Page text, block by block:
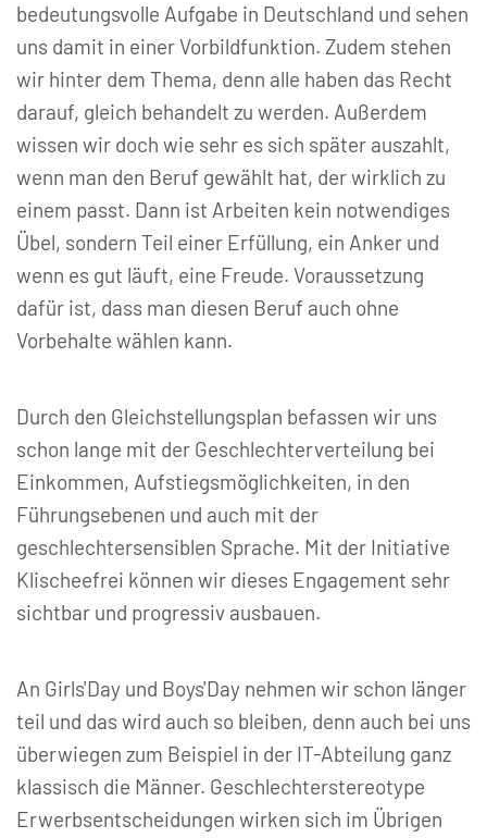
bedeutungsvolle Aufgabe in Deutschland und sehen
uns damit in einer Vorbildfunktion. Zudem stehen
wir hinter dem Thema, denn alle haben das Recht
darauf, gleich behandelt zu werden. Außerdem
wissen wir doch wie sehr es sich später auszahlt,
wenn man den Beruf gewählt hat, der wirklich zu
einem passt. Dann ist Arbeiten kein notwendiges
Übel, sondern Teil einer Erfüllung, ein Anker und
wenn es gut läuft, eine Freude. Voraussetzung
dafür ist, dass man diesen Beruf auch ohne
Vorbehalte wählen kann.
Durch den Gleichstellungsplan befassen wir uns
schon lange mit der Geschlechterverteilung bei
Einkommen, Aufstiegsmöglichkeiten, in den
Führungsebenen und auch mit der
geschlechtersensiblen Sprache. Mit der Initiative
Klischeefrei können wir dieses Engagement sehr
sichtbar und progressiv ausbauen.
An Girls'Day und Boys'Day nehmen wir schon länger
teil und das wird auch so bleiben, denn auch bei uns
überwiegen zum Beispiel in der IT-Abteilung ganz
klassisch die Männer. Geschlechterstereotype
Erwerbsentscheidungen wirken sich im Übrigen